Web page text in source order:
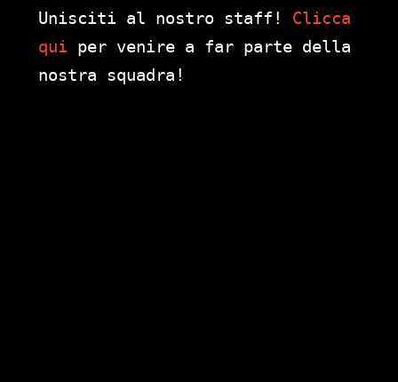
Unisciti al nostro staff! Clicca
qui per venire a far parte della
nostra squadra!